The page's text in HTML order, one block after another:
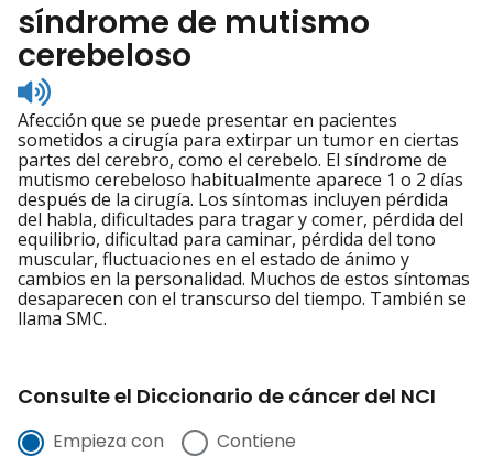
síndrome de mutismo
cerebeloso
Listen
to
pronunciation
Afección que se puede presentar en pacientes
sometidos a cirugía para extirpar un tumor en ciertas
partes del cerebro, como el cerebelo. El síndrome de
mutismo cerebeloso habitualmente aparece 1 o 2 días
después de la cirugía. Los síntomas incluyen pérdida
del habla, dificultades para tragar y comer, pérdida del
equilibrio, dificultad para caminar, pérdida del tono
muscular, fluctuaciones en el estado de ánimo y
cambios en la personalidad. Muchos de estos síntomas
desaparecen con el transcurso del tiempo. También se
llama SMC.
Consulte el Diccionario de cáncer del NCI
Empieza con Contiene